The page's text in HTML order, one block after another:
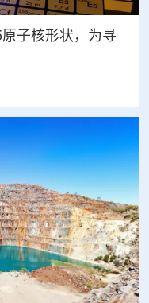
子核形状，为寻